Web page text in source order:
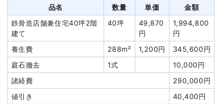
アスベスト撤去
7m³
33,143
円
232,000円
看板撤去
68,000
円
68,000円
室内残置物撤去 1式
46,000円
室内残置物撤去
10m³
10,000
100,000円
フェンス撤去
13,500円
品名 数量 単価
金額
鉄骨造店舗兼住宅40坪2階
建て
40坪
49,870
円
1,994,800
円
養生費
288m² 1,200円
345,600円
庭石撤去
1式
10,000円
諸経費
290,000円
値引き
40,400円